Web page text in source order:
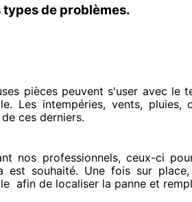
de problèmes.
pièces peuvent s'user avec le
Les intempéries, vents, pluies,
ces derniers.
nos professionnels, ceux-ci
est souhaité. Une fois sur place
afin de localiser la panne et